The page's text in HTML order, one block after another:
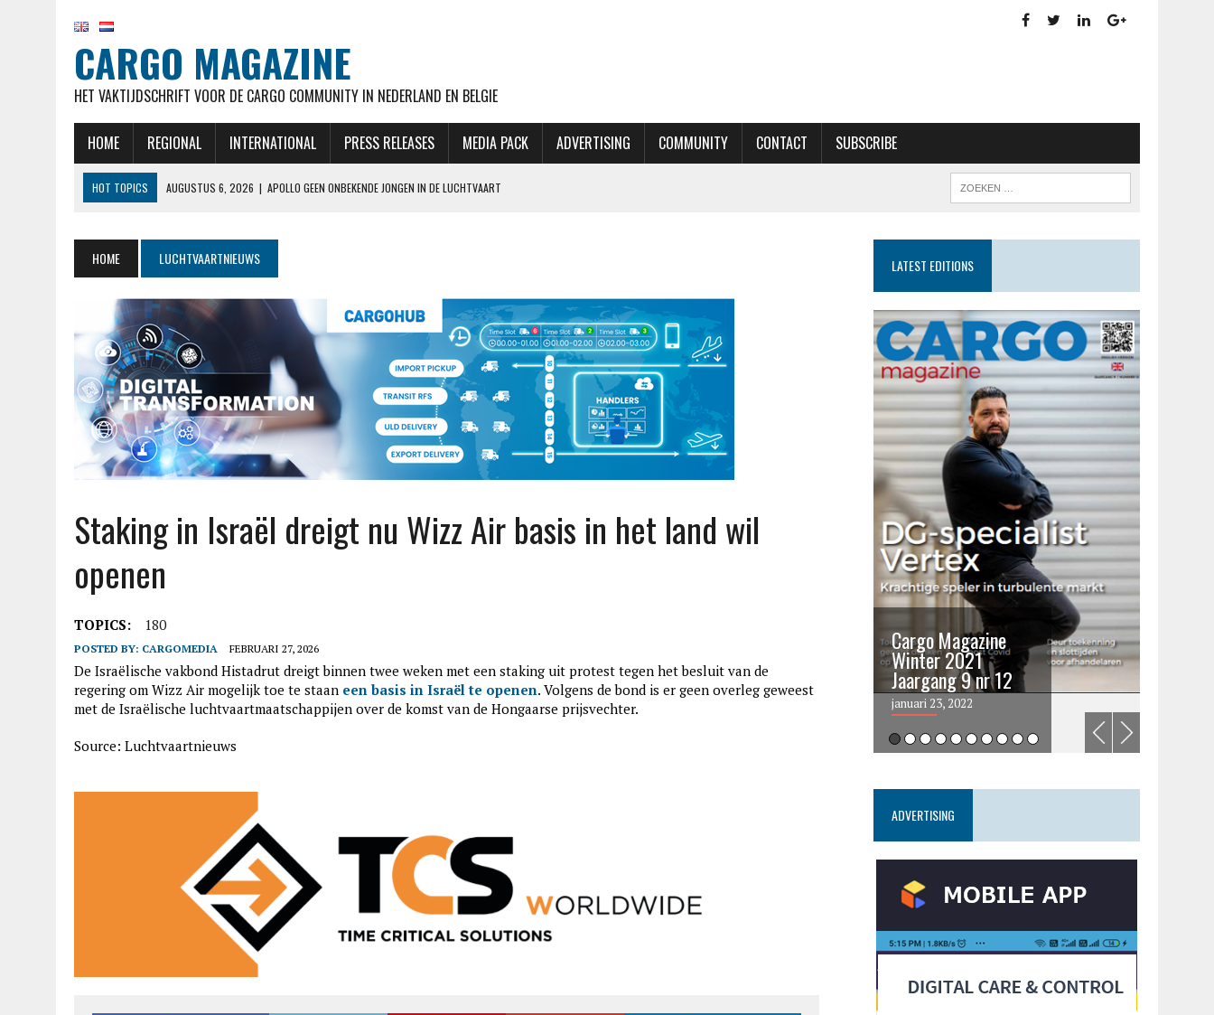
CARGO MAGAZINE
HET VAKTIJDSCHRIFT VOOR DE CARGO COMMUNITY IN NEDERLAND EN BELGIE
HOME REGIONAL INTERNATIONAL PRESS RELEASES MEDIA PACK ADVERTISING COMMUNITY CONTACT SUBSCRIBE
HOT TOPICS AUGUSTUS 6, 2026 | APOLLO GEEN ONBEKENDE JONGEN IN DE LUCHTVAART
AUGUSTUS 6, 2026 | NIEUW IN OVERZICHT BETALEN EN ONTVANGEN: VENNOOTSCHAPSBELASTING
AUGUSTUS 6, 2026 | EASYJET WORDT OVERGENOMEN DOOR APOLLO, CASTLELAKE HAAKT AF
HOME LUCHTVAARTNIEUWS
Staking in Israël dreigt nu Wizz Air basis in het land wil
openen
TOPICS: 180
POSTED BY: CARGOMEDIA FEBRUARI 27, 2026
De Israëlische vakbond Histadrut dreigt binnen twee weken met een staking uit protest tegen het besluit van de
regering om Wizz Air mogelijk toe te staan een basis in Israël te openen. Volgens de bond is er geen overleg geweest
met de Israëlische luchtvaartmaatschappijen over de komst van de Hongaarse prijsvechter.
Source: Luchtvaartnieuws
LATEST EDITIONS
edition3
januari 27, 2017
Cargo Magazine
Winter 2021
Jaargang 9 nr 12
januari 23, 2022
ADVERTISING